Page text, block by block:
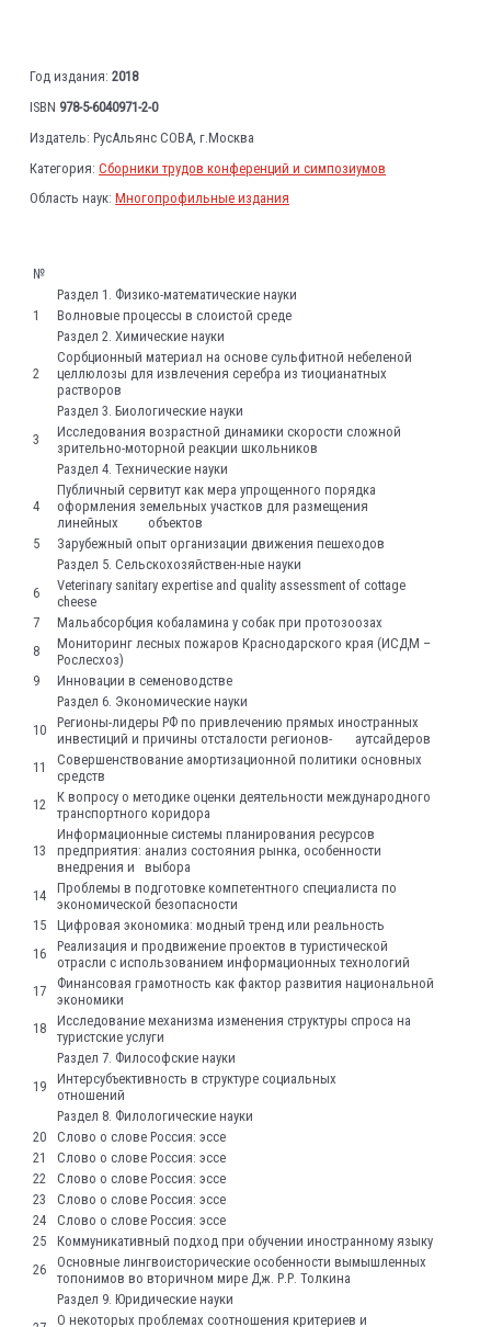
Год издания:2018
ISBN 978-5-6040971-2-0
Издатель: РусАльянс СОВА, г.Москва
Категория:Сборники трудов конференций и симпозиумов
Область наук:Многопрофильные издания
№
Раздел 1. Физико-математические науки
1
Волновые процессы в слоистой среде
Раздел 2. Химические науки
2
Сорбционный материал на основе cульфитной небеленой
целлюлозы для извлечения серебра из тиоцианатных
растворов
Раздел 3. Биологические науки
3
Исследования возрастной динамики скорости сложной
зрительно-моторной реакции школьников
Раздел 4. Технические науки
4
Публичный сервитут как мера упрощенного порядка
оформления земельных участков для размещения
линейных объектов
5
Зарубежный опыт организации движения пешеходов
Раздел 5. Сельскохозяйствен-ные науки
6
Veterinary sanitary expertise and quality assessment of cottage
cheese
7
Мальабсорбция кобаламина у собак при протозоозах
8
Мониторинг лесных пожаров Краснодарского края (ИСДМ –
Рослесхоз)
9
Инновации в семеноводстве
Раздел 6. Экономические науки
10
Регионы-лидеры РФ по привлечению прямых иностранных
инвестиций и причины отсталости регионов- аутсайдеров
11
Совершенствование амортизационной политики основных
средств
12
К вопросу о методике оценки деятельности международного
транспортного коридора
13
Информационные системы планирования ресурсов
предприятия: анализ состояния рынка, особенности
внедрения и выбора
14
Проблемы в подготовке компетентного специалиста по
экономической безопасности
15
Цифровая экономика: модный тренд или реальность
16
Реализация и продвижение проектов в туристической
отрасли с использованием информационных технологий
17
Финансовая грамотность как фактор развития национальной
экономики
18
Исследование механизма изменения структуры спроса на
туристские услуги
Раздел 7. Философские науки
19
Интерсубъективность в структуре социальных
отношений
Раздел 8. Филологические науки
20
Слово о слове Россия: эссе
21
Слово о слове Россия: эссе
22
Слово о слове Россия: эссе
23
Слово о слове Россия: эссе
24
Слово о слове Россия: эссе
25
Коммуникативный подход при обучении иностранному языку
26
Основные лингвоисторические особенности вымышленных
топонимов во вторичном мире Дж. Р.Р. Толкина
Раздел 9. Юридические науки
О некоторых проблемах соотношения критериев и